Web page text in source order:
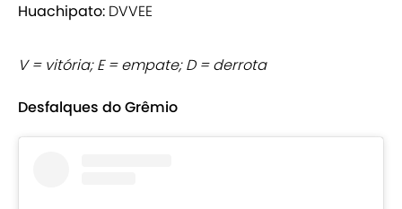
Huachipato: DVVEE
V = vitória; E = empate; D = derrota
Desfalques do Grêmio